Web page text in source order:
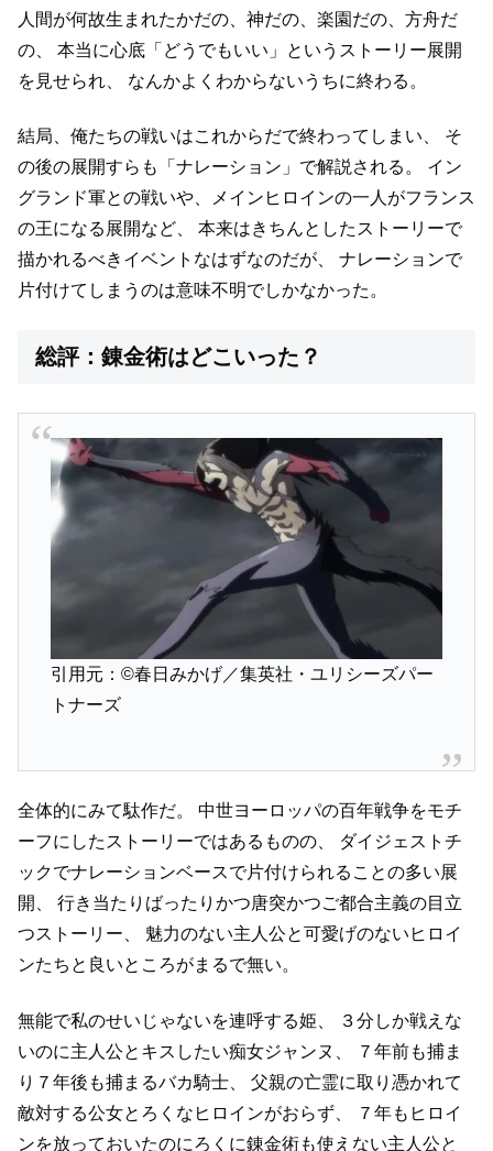
人間が何故生まれたかだの、神だの、楽園だの、方舟だ
の、
本当に心底「どうでもいい」というストーリー展開
を見せられ、
なんかよくわからないうちに終わる。
結局、俺たちの戦いはこれからだで終わってしまい、
そ
の後の展開すらも「ナレーション」で解説される。
イン
グランド軍との戦いや、メインヒロインの一人がフランス
の王になる展開など、
本来はきちんとしたストーリーで
描かれるべきイベントなはずなのだが、
ナレーションで
片付けてしまうのは意味不明でしかなかった。
総評：錬金術はどこいった？
引用元：©春日みかげ／集英社・ユリシーズパー
トナーズ
全体的にみて駄作だ。
中世ヨーロッパの百年戦争をモチ
ーフにしたストーリーではあるものの、
ダイジェストチ
ックでナレーションベースで片付けられることの多い展
開、
行き当たりばったりかつ唐突かつご都合主義の目立
つストーリー、
魅力のない主人公と可愛げのないヒロイ
ンたちと良いところがまるで無い。
無能で私のせいじゃないを連呼する姫、
３分しか戦えな
いのに主人公とキスしたい痴女ジャンヌ、
７年前も捕ま
り７年後も捕まるバカ騎士、
父親の亡霊に取り憑かれて
敵対する公女とろくなヒロインがおらず、
７年もヒロイ
ンを放っておいたのにろくに錬金術も使えない主人公と